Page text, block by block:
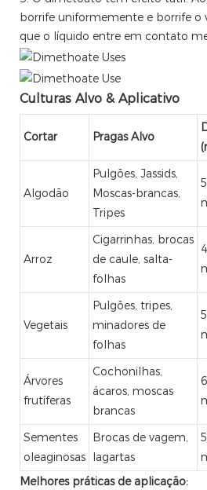
borrife uniformemente e borrife o
que o líquido entre em contato
Culturas Alvo & Aplicativo
Cortar Pragas Alvo
Algodão
Pulgões, Jassids,
Moscas-brancas,
Tripes
Arroz
Cigarrinhas, brocas
de caule, salta-
folhas
Vegetais
Pulgões, tripes,
minadores de
folhas
Árvores
frutíferas
Cochonilhas,
ácaros, moscas
brancas
Sementes
oleaginosas
Brocas de vagem,
lagartas
Melhores práticas de aplicação: